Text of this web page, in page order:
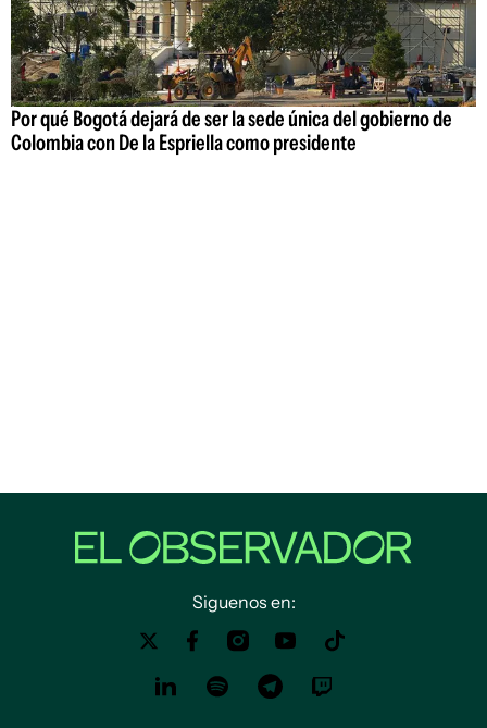
Por qué Bogotá dejará de ser la sede única del gobierno de
Colombia con De la Espriella como presidente
Siguenos en: